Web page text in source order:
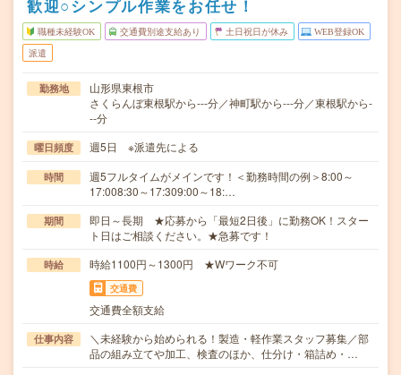
歓迎○シンプル作業をお任せ！
職種未経験OK 交通費別途支給あり 土日祝日が休み WEB登録OK
派遣
勤務地
山形県東根市
さくらんぼ東根駅から---分／神町駅から---分／東根駅から-
--分
曜日頻度 週5日 ※派遣先による
時間
週5フルタイムがメインです！＜勤務時間の例＞8:00～
17:008:30～17:309:00～18:…
期間
即日～長期 ★応募から「最短2日後」に勤務OK！スター
ト日はご相談ください。★急募です！
時給 時給1100円～1300円 ★Wワーク不可
交通費
交通費全額支給
仕事内容
＼未経験から始められる！製造・軽作業スタッフ募集／部
品の組み立てや加工、検査のほか、仕分け・箱詰め・…